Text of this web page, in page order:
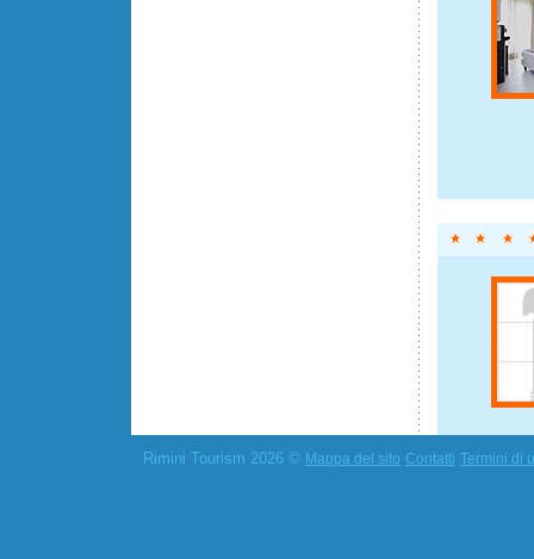
Rimini Tourism 2026 © Mappa del sito Contatti Termini di